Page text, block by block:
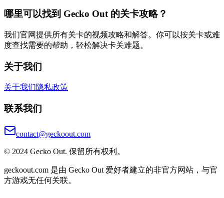
哪里可以找到 Gecko Out 的关卡攻略？
我们官网提供所有关卡的视频攻略和解答。你可以按关卡或难
度查找需要的帮助，轻松解决卡关难题。
关于我们
关于我们隐私政策
联系我们
contact@geckoout.com
© 2024 Gecko Out. 保留所有权利。
geckoout.com 是由 Gecko Out 爱好者建立的非官方网站，与官
方游戏无任何关联。